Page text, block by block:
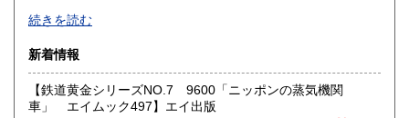
宮崎県
沖縄県
東京都では「銀装堂」として営業しております。
基本的には同じ書店となります。
★★ご質問、ご要望はご注文前にお問合せ下さい。★★
★★電話・FAXでの在庫、状態確認及びご注文には対応しま
せん。
すべての方にメールでのお問い合わせを御案内してい
続きを読む
新着情報
【鉄道黄金シリーズNO.7 9600「ニッポンの蒸気機関
車」 エイムック497】エイ出版